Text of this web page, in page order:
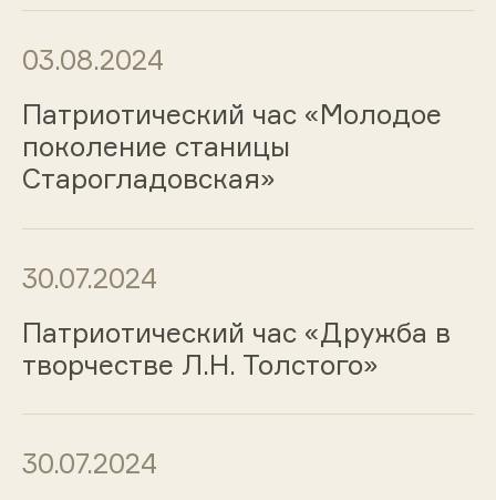
03.08.2024
Патриотический час «Молодое
поколение станицы
Старогладовская»
30.07.2024
Патриотический час «Дружба в
творчестве Л.Н. Толстого»
30.07.2024